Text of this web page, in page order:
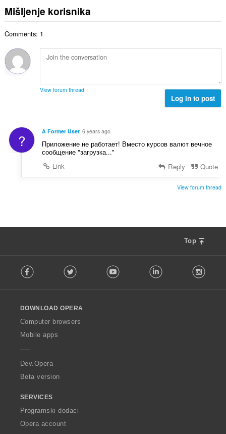
:
j
e
:
r
o
c
j
a
u
p
b
r
o
n
:
Mišljenje korisnika
Comments: 1
View forum thread
Log in to post
? A Former User 6 years ago
Приложение не работает! Вместо курсов валют вечное
сообщение "загрузка..."
Link
Reply Quote
View forum thread
Top
o
w
O
p
a
Facebook Twitter Youtube LinkedIn
DOWNLOAD OPERA
Computer browsers
Mobile apps
Dev.Opera
Beta version
SERVICES
Programski dodaci
Opera account